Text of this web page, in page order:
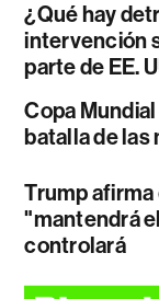
¿Qué hay
intervención
parte de EE.
Copa Mundial
batalla de las
Trump afirma
"mantendrá
controlará